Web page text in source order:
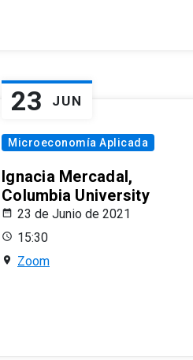
23 JUN
Microeconomía Aplicada
Ignacia Mercadal,
Columbia University
23 de Junio de 2021
15:30
Zoom